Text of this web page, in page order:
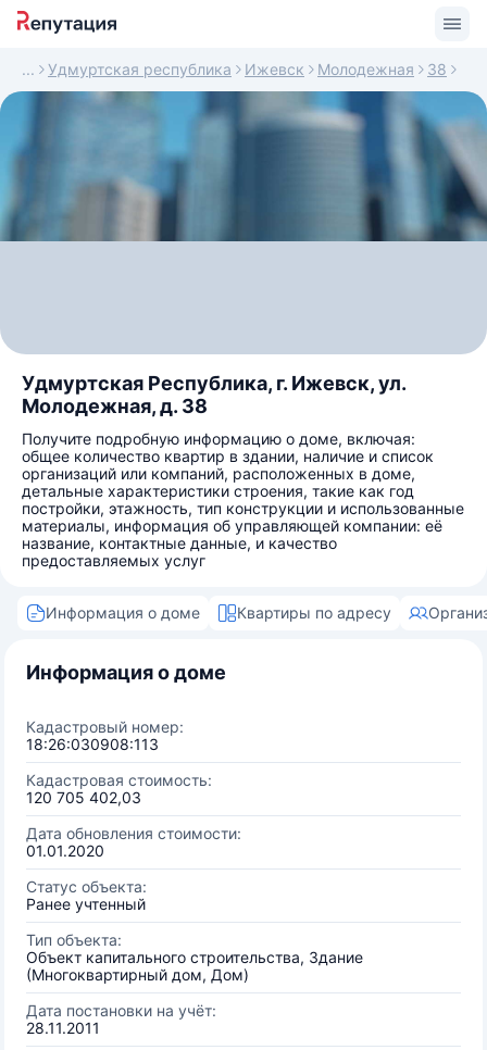
Удмуртская республика Ижевск Молодежная 38
Удмуртская Республика, г. Ижевск, ул.
Молодежная, д. 38
Получите подробную информацию о доме, включая:
общее количество квартир в здании, наличие и список
организаций или компаний, расположенных в доме,
детальные характеристики строения, такие как год
постройки, этажность, тип конструкции и использованные
материалы, информация об управляющей компании: её
название, контактные данные, и качество
предоставляемых услуг
Информация о доме Квартиры по адресу
Информация о доме
Кадастровый номер:
18:26:030908:113
Кадастровая стоимость:
120 705 402,03
Дата обновления стоимости:
01.01.2020
Статус объекта:
Ранее учтенный
Тип объекта:
Объект капитального строительства, Здание
(Многоквартирный дом, Дом)
Дата постановки на учёт:
28.11.2011